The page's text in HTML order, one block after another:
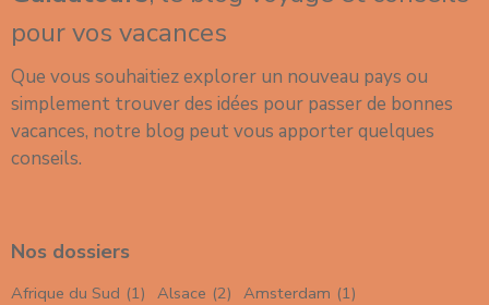
pour vos vacances
Que vous souhaitiez explorer un nouveau pays ou
simplement trouver des idées pour passer de bonnes
vacances, notre blog peut vous apporter quelques
conseils.
Nos dossiers
Afrique du Sud (1) Alsace (2) Amsterdam (1)